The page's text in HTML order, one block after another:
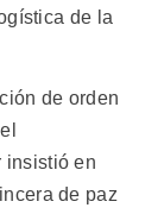
de la
de orden
insistió en
de paz